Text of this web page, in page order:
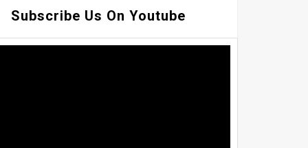
Subscribe Us On Youtube